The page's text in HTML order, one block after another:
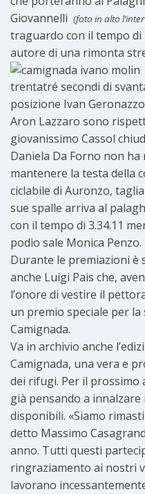
Giovannelli (foto in alto
traguardo con il tempo di
autore di una rimonta
trentatré secondi di
posizione Ivan
Aron Lazzaro sono
giovanissimo Cassol
Daniela Da Forno non
mantenere la testa della
ciclabile di Auronzo,
sue spalle arriva al
con il tempo di 3.34.11
podio sale Monica Penzo.
Durante le premiazioni è
anche Luigi Pais che,
l’onore di vestire il
un premio speciale per
Camignada.
Va in archivio anche
Camignada, una vera e
dei rifugi. Per il
già pensando a
disponibili. «Siamo
detto Massimo
anno. Tutti questi
ringraziamento ai nostri
lavorano